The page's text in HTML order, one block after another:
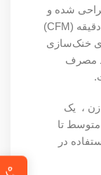
شده و
ظرفیت هوادهی آن 8000 فوت مکعب بر دقیقه (CFM)
خنک‌سازی
مصرف
زن ، یک
تا
در